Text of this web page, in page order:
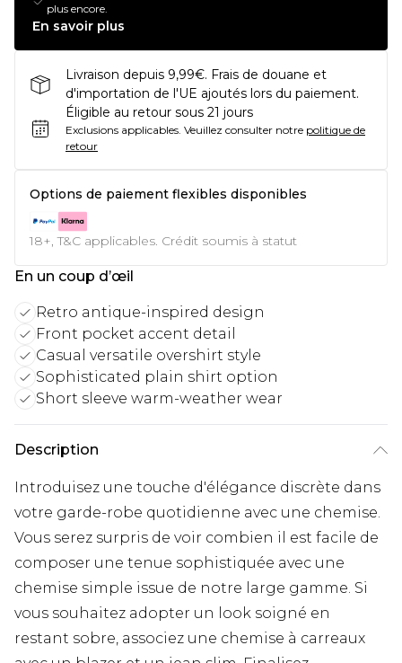
plus encore.
En savoir plus
Livraison depuis 9,99€. Frais de douane et
d'importation de l'UE ajoutés lors du paiement.
Éligible au retour sous 21 jours
Exclusions applicables. Veuillez consulter notre politique de
retour
Options de paiement flexibles disponibles
18+, T&C applicables. Crédit soumis à statut
En un coup d’œil
Retro antique-inspired design
Front pocket accent detail
Casual versatile overshirt style
Sophisticated plain shirt option
Short sleeve warm-weather wear
Description
Introduisez une touche d'élégance discrète dans
votre garde-robe quotidienne avec une chemise.
Vous serez surpris de voir combien il est facile de
composer une tenue sophistiquée avec une
chemise simple issue de notre large gamme. Si
vous souhaitez adopter un look soigné en
restant sobre, associez une chemise à carreaux